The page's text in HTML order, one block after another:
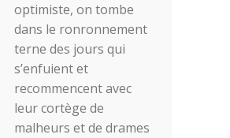
optimiste, on tombe
dans le ronronnement
terne des jours qui
s’enfuient et
recommencent avec
leur cortège de
malheurs et de drames